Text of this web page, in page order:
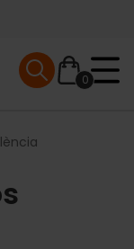
0
Mobile menu